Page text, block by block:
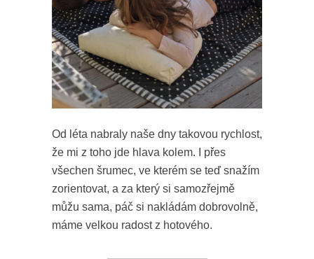
Od léta nabraly naše dny takovou rychlost,
že mi z toho jde hlava kolem. I přes
všechen šrumec, ve kterém se teď snažím
zorientovat, a za který si samozřejmě
můžu sama, páč si nakládám dobrovolně,
máme velkou radost z hotového.